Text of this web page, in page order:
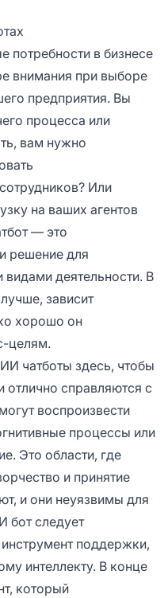
потребности в бизнесе
внимания при выборе
предприятия. Вы
процесса или
вам нужно
Или
на ваших агентов
— это
решение для
деятельности. В
зависит
хорошо он
целям.
чатботы здесь, чтобы
отлично справляются с
воспроизвести
процессы или
Это области, где
и принятие
и они неуязвимы для
бот следует
поддержки,
интеллекту. В конце
который